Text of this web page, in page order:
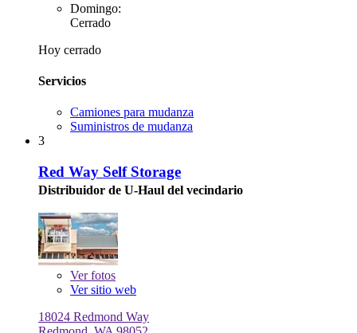
Domingo:
Cerrado
Hoy cerrado
Servicios
Camiones para mudanza
Suministros de mudanza
3
Red Way Self Storage
Distribuidor de U-Haul del vecindario
Verfotos
Ver sitio web
18024 Redmond Way